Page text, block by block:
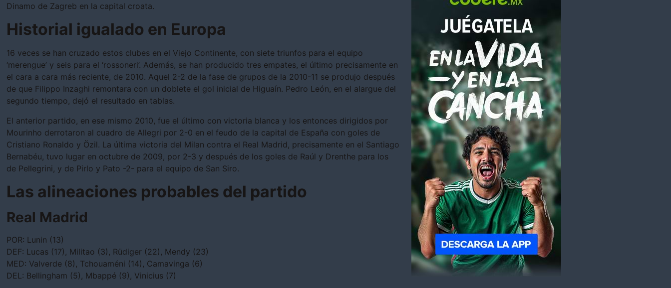
Dinamo de Zagreb en la capital croata.
Historial igualado en Europa
16 veces se han cruzado estos clubes en el Viejo Continente, con siete triunfos para el equipo
‘merengue’ y seis para el ‘rossoneri’. Además, se han producido tres empates, el último precisamente en
el cara a cara más reciente, de 2010. Aquel 2-2 de la fase de grupos de la 2010-11 se produjo después
de que Filippo Inzaghi remontara con un doblete el gol inicial de Higuaín. Pedro León, en el alargue del
segundo tiempo, dejó el resultado en tablas.
El anterior partido, en ese mismo 2010, fue el último con victoria blanca y los entonces dirigidos por
Mourinho derrotaron al cuadro de Allegri por 2-0 en el feudo de la capital de España con goles de
Cristiano Ronaldo y Özil. La última victoria del Milan contra el Real Madrid, precisamente en el Santiago
Bernabéu, tuvo lugar en octubre de 2009, por 2-3 y después de los goles de Raúl y Drenthe para los
de Pellegrini, y de Pirlo y Pato -2- para el equipo de San Siro.
Las alineaciones probables del partido
Real Madrid
POR: Lunin (13)
DEF: Lucas (17), Militao (3), Rüdiger (22), Mendy (23)
MED: Valverde (8), Tchouaméni (14), Camavinga (6)
DEL: Bellingham (5), Mbappé (9), Vinicius (7)